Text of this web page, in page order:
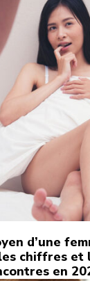
d’une
chiffres et
en